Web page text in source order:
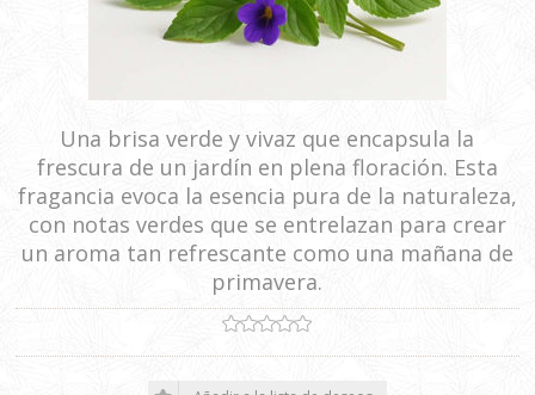
Una brisa verde y vivaz que encapsula la
frescura de un jardín en plena floración. Esta
fragancia evoca la esencia pura de la naturaleza,
con notas verdes que se entrelazan para crear
un aroma tan refrescante como una mañana de
primavera.